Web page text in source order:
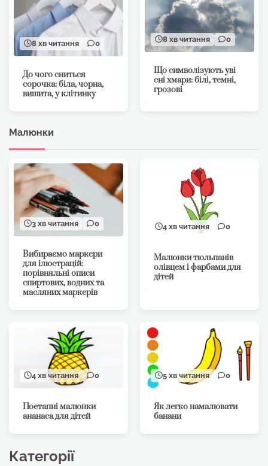
8 хв читання 0
До чого сниться
сорочка: біла, чорна,
вишита, у клітинку
8 хв читання 0
Що символізують уві
сні хмари: білі, темні,
грозові
Малюнки
3 хв читання 0
Вибираємо маркери
для ілюстрацій:
порівняльні описи
спиртових, водних та
масляних маркерів
4 хв читання 0
Малюнки тюльпанів
олівцем і фарбами для
дітей
4 хв читання 0
Поетапні малюнки
ананаса для дітей
5 хв читання 0
Як легко намалювати
банани
Категорії